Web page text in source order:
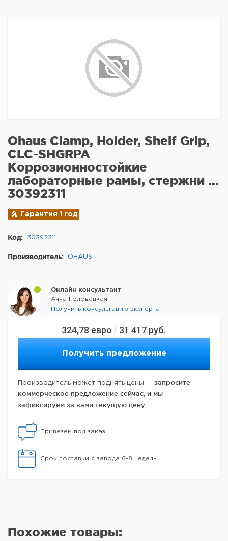
324,78 евро / 31 417 руб.
Получить предложение
Производитель может поднять цены — запросите
коммерческое предложение сейчас, и мы
зафиксируем за вами текущую цену.
Привезем под заказ
Срок поставки с завода 6-8 недель
Ohaus Clamp, Holder, Shelf Grip,
CLC-SHGRPA
Коррозионностойкие
лабораторные рамы, стержни ...
30392311
Гарантия 1 год
Код: 30392311
Производитель: OHAUS
Онлайн консультант
Анна Головацкая
Получить консультацию эксперта
Похожие товары: